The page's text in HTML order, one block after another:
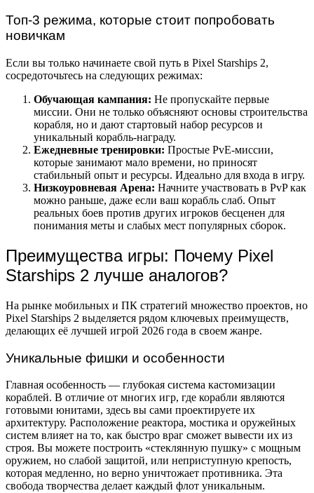
Топ-3 режима, которые стоит попробовать
новичкам
Если вы только начинаете свой путь в Pixel Starships 2,
сосредоточьтесь на следующих режимах:
Обучающая кампания: Не пропускайте первые
миссии. Они не только объясняют основы строительства
корабля, но и дают стартовый набор ресурсов и
уникальный корабль-награду.
Ежедневные тренировки: Простые PvE-миссии,
которые занимают мало времени, но приносят
стабильный опыт и ресурсы. Идеально для входа в игру.
Низкоуровневая Арена: Начните участвовать в PvP как
можно раньше, даже если ваш корабль слаб. Опыт
реальных боев против других игроков бесценен для
понимания меты и слабых мест популярных сборок.
Преимущества игры: Почему Pixel
Starships 2 лучше аналогов?
На рынке мобильных и ПК стратегий множество проектов, но
Pixel Starships 2 выделяется рядом ключевых преимуществ,
делающих её лучшей игрой 2026 года в своем жанре.
Уникальные фишки и особенности
Главная особенность — глубокая система кастомизации
кораблей. В отличие от многих игр, где корабли являются
готовыми юнитами, здесь вы сами проектируете их
архитектуру. Расположение реактора, мостика и оружейных
систем влияет на то, как быстро враг сможет вывести их из
строя. Вы можете построить «стеклянную пушку» с мощным
оружием, но слабой защитой, или неприступную крепость,
которая медленно, но верно уничтожает противника. Эта
свобода творчества делает каждый флот уникальным.